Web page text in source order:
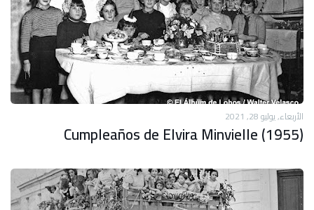
الأربعاء, يوليو 28, 2021
Cumpleaños de Elvira Minvielle (1955)